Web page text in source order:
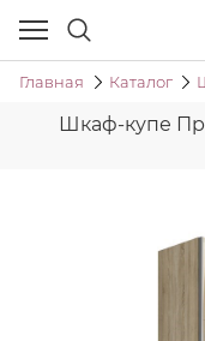
Главная Каталог
Шкаф-купе